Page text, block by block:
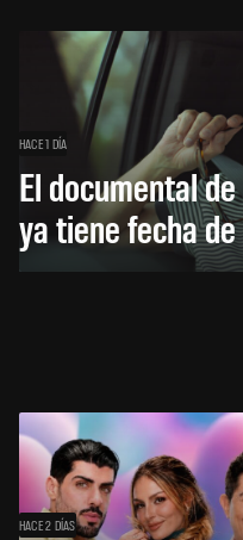
HACE 1 DÍA
El documental
ya tiene fecha
HACE 2 DÍAS